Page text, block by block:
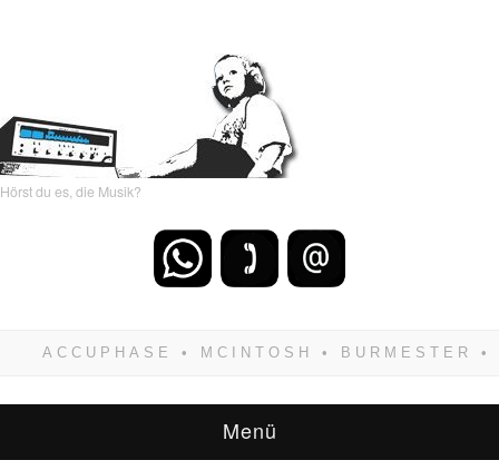
Hörst du es, die Musik?
zwangsläufig siegen! Und noch was: Hifi
Menü